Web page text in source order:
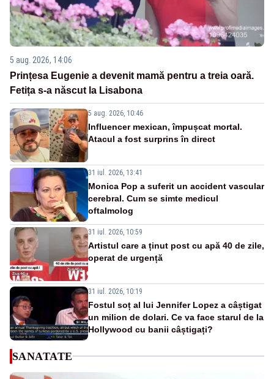
5 aug. 2026, 14:06
Prințesa Eugenie a devenit mamă pentru a treia oară.
Fetița s-a născut la Lisabona
5 aug. 2026, 10:46
Influencer mexican, împușcat mortal.
Atacul a fost surprins în direct
31 iul. 2026, 13:41
Monica Pop a suferit un accident vascular
cerebral. Cum se simte medicul
oftalmolog
31 iul. 2026, 10:59
Artistul care a ținut post cu apă 40 de zile,
operat de urgență
31 iul. 2026, 10:19
Fostul soț al lui Jennifer Lopez a câștigat
un milion de dolari. Ce va face starul de la
Hollywood cu banii câștigați?
SANATATE